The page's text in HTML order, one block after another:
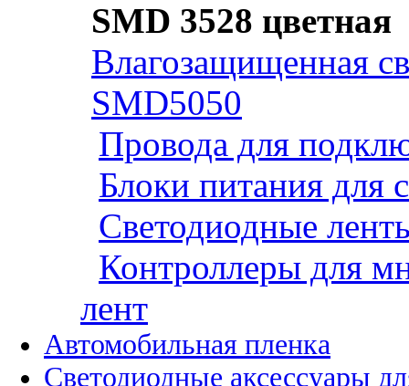
SMD 3528 цветная
Влагозащищенная
SMD5050
Провода для
Блоки питания для
Светодиодные
Контроллеры для
лент
Автомобильная пленка
Светодиодные аксессуары